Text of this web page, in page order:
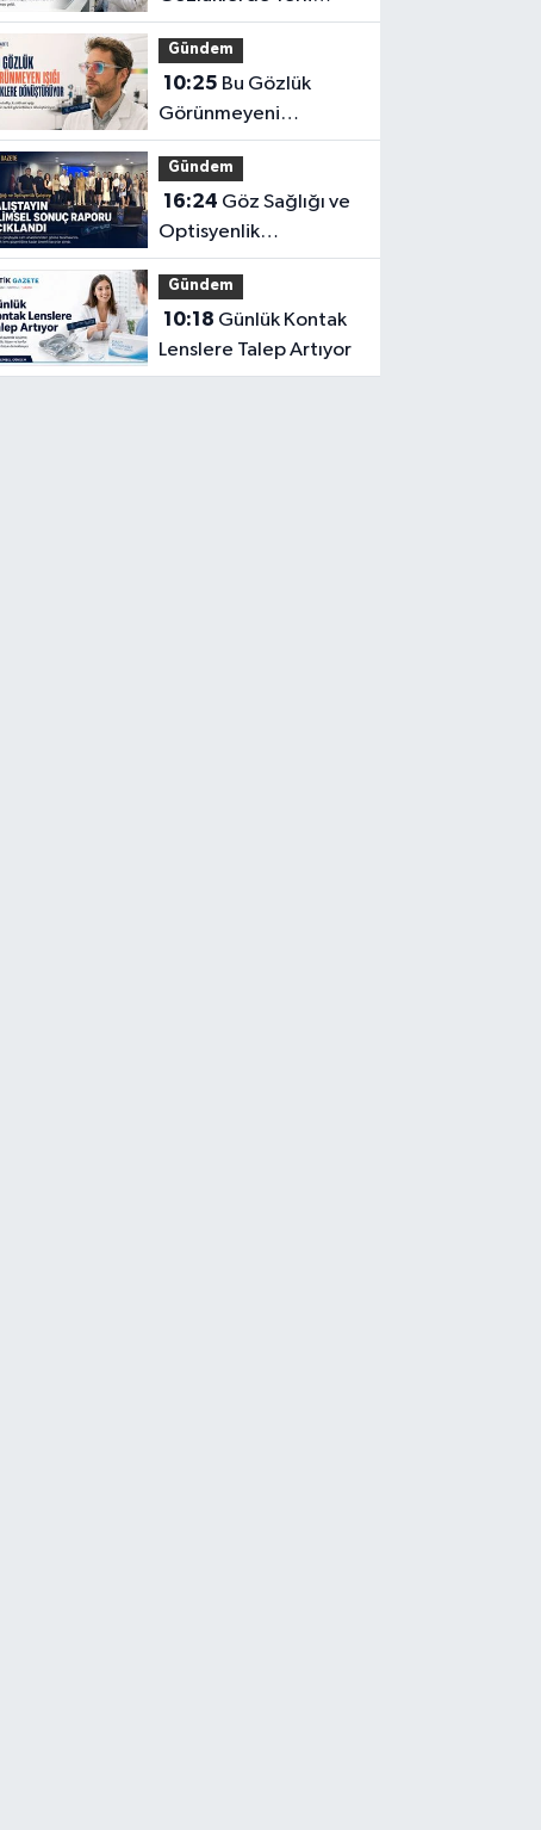
İnovasyon: Depresyon
Teşhis Eden Gözlüğe
Türkpatent Onayı
Gündem
10:25
Görünmeyeni
Görüntüye
Dönüştürüyor
Gündem
16:24
Optisyenlik
Çalıştayı’nın Bilimsel
Sonuç Raporu
Açıklandı
Gündem
10:18
Lenslere Talep Artıyor